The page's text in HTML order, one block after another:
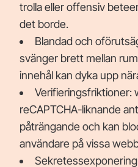
trolla eller offensiv
det borde.
Blandad och
svänger brett mellan
innehål kan dyka upp
Verifieringsfriktioner:
reCAPTCHA-liknande
påträngande och kan
användare på vissa